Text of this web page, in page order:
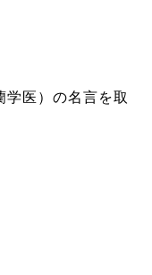
学医）の名言を取